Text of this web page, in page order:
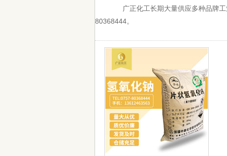
广正化工长期大量供应多种品牌工
80368444。